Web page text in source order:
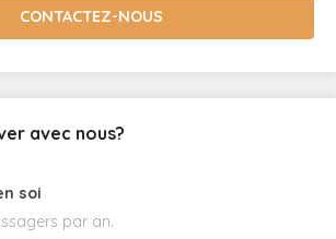
CONTACTEZ-NOUS
avec nous?
soi
par an.